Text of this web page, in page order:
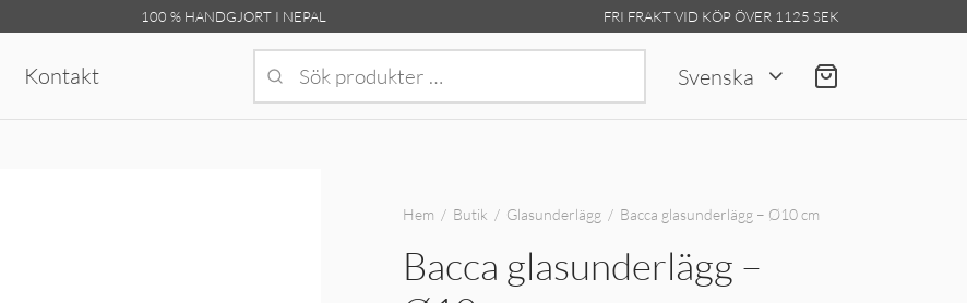
100 % HANDGJORT I NEPAL FRI FRAKT VID KÖP ÖVER 1125 SEK
Kontakt
efter:
Svenska
Hem / Butik / Glasunderlägg / Bacca glasunderlägg – Ø10 cm
Bacca glasunderlägg –